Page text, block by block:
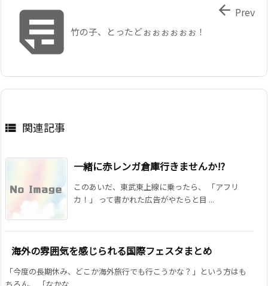
竹の子、とったどぉぉぉぉぉぉ！
 Prev
 関連記事
一緒に赤レンガ倉庫行きませんか!?
このあいだ、東武東上線に乗ったら、 「アフリ
カ！」 って書かれた広告がやたらと目 ...
海外の雰囲気を感じられる国際フェスタまとめ
「今度の長期休み、どこか海外旅行でも行こうかな？」という方はも